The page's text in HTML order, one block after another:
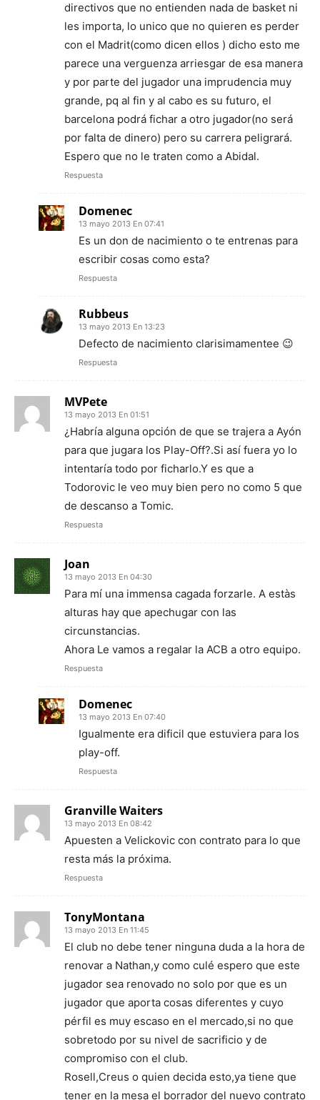
directivos que no entienden nada de basket ni
les importa, lo unico que no quieren es perder
con el Madrit(como dicen ellos ) dicho esto me
parece una verguenza arriesgar de esa manera
y por parte del jugador una imprudencia muy
grande, pq al fin y al cabo es su futuro, el
barcelona podrá fichar a otro jugador(no será
por falta de dinero) pero su carrera peligrará.
Espero que no le traten como a Abidal.
Respuesta
Domenec
13 mayo 2013 En 07:41
Es un don de nacimiento o te entrenas para
escribir cosas como esta?
Respuesta
Rubbeus
13 mayo 2013 En 13:23
Defecto de nacimiento clarisimamentee 😉
Respuesta
MVPete
13 mayo 2013 En 01:51
¿Habría alguna opción de que se trajera a Ayón
para que jugara los Play-Off?.Si así fuera yo lo
intentaría todo por ficharlo.Y es que a
Todorovic le veo muy bien pero no como 5 que
de descanso a Tomic.
Respuesta
Joan
13 mayo 2013 En 04:30
Para mí una immensa cagada forzarle. A estàs
alturas hay que apechugar con las
circunstancias.
Ahora Le vamos a regalar la ACB a otro equipo.
Respuesta
Domenec
13 mayo 2013 En 07:40
Igualmente era dificil que estuviera para los
play-off.
Respuesta
Granville Waiters
13 mayo 2013 En 08:42
Apuesten a Velickovic con contrato para lo que
resta más la próxima.
Respuesta
TonyMontana
13 mayo 2013 En 11:45
El club no debe tener ninguna duda a la hora de
renovar a Nathan,y como culé espero que este
jugador sea renovado no solo por que es un
jugador que aporta cosas diferentes y cuyo
pérfil es muy escaso en el mercado,si no que
sobretodo por su nivel de sacrificio y de
compromiso con el club.
Rosell,Creus o quien decida esto,ya tiene que
tener en la mesa el borrador del nuevo contrato